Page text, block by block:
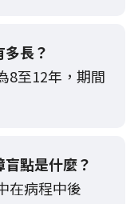
長？
8至12年，期間
點是什麼？
在病程中後